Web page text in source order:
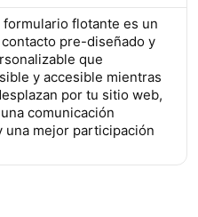
formulario flotante es un
pre-diseñado y
que
y accesible mientras
por tu sitio web,
comunicación
una mejor participación